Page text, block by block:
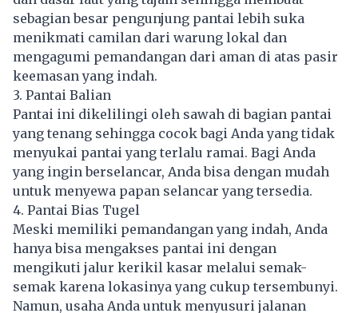
sebagian besar pengunjung pantai lebih suka
menikmati camilan dari warung lokal dan
mengagumi pemandangan dari aman di atas pasir
keemasan yang indah.
3. Pantai Balian
Pantai ini dikelilingi oleh sawah di bagian pantai
yang tenang sehingga cocok bagi Anda yang tidak
menyukai pantai yang terlalu ramai. Bagi Anda
yang ingin berselancar, Anda bisa dengan mudah
untuk menyewa papan selancar yang tersedia.
4. Pantai Bias Tugel
Meski memiliki pemandangan yang indah, Anda
hanya bisa mengakses pantai ini dengan
mengikuti jalur kerikil kasar melalui semak-
semak karena lokasinya yang cukup tersembunyi.
Namun, usaha Anda untuk menyusuri jalanan